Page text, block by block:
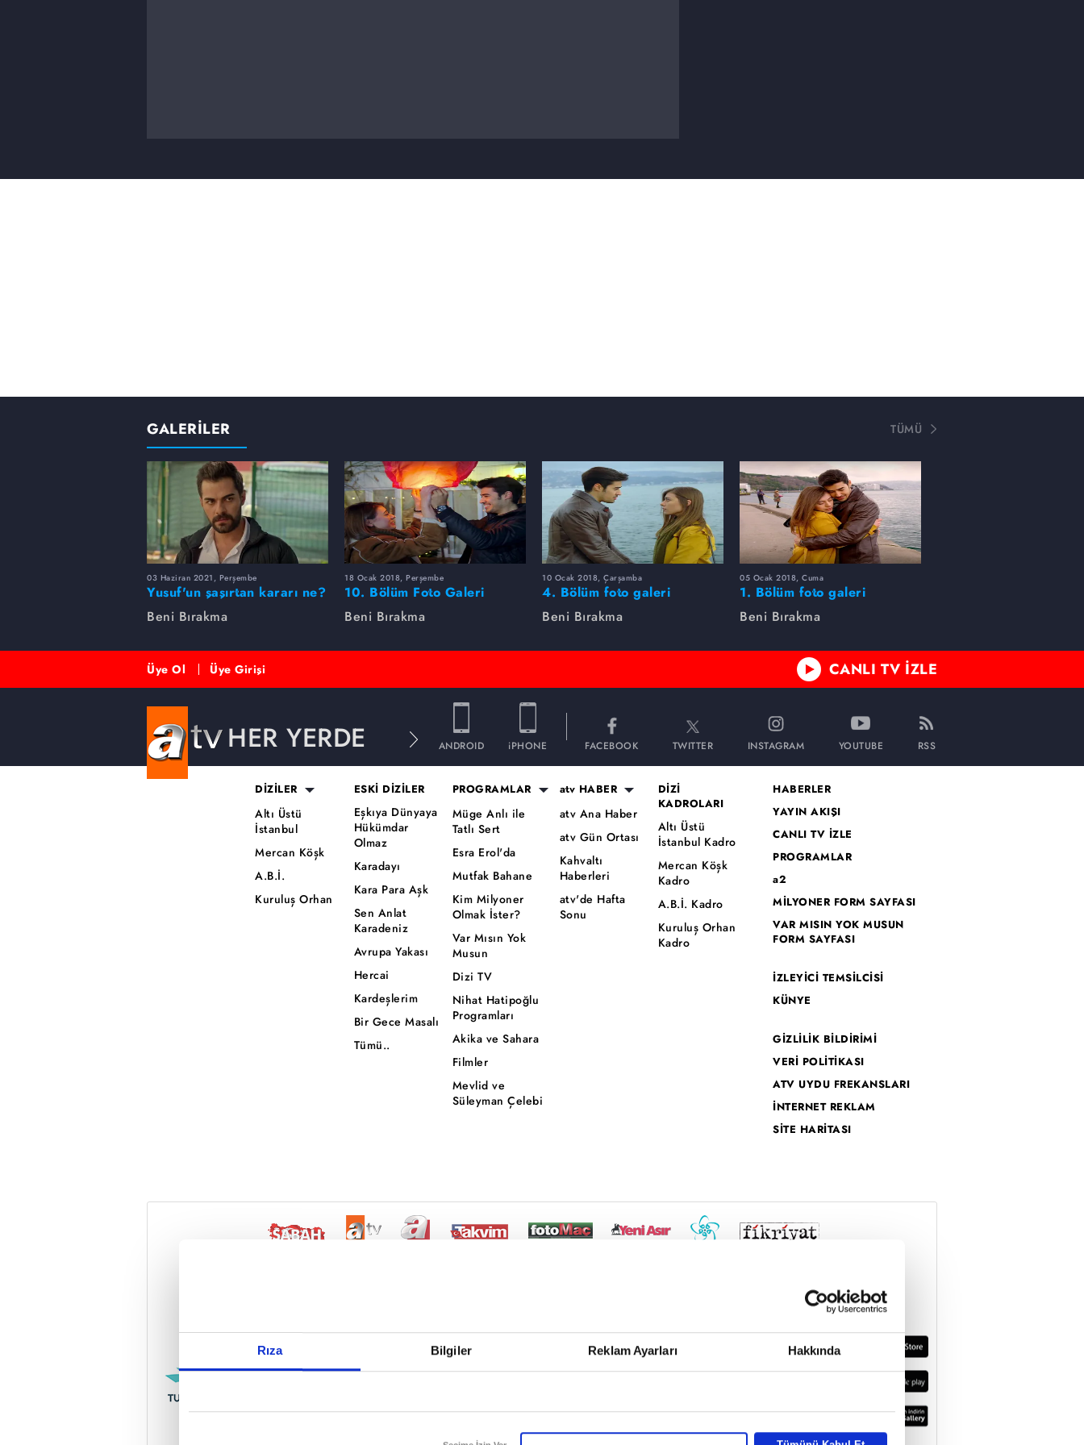
Rıza Bilgiler Reklam Ayarları Hakkında
Reddet
GALERİLER TÜMÜ
03 Haziran 2021, Perşembe
Yusuf'un şaşırtan kararı ne?
Beni Bırakma
18 Ocak 2018, Perşembe
10. Bölüm Foto Galeri
Beni Bırakma
10 Ocak 2018, Çarşamba
4. Bölüm foto galeri
Beni Bırakma
05 Ocak 2018, Cuma
1. Bölüm foto galeri
Beni Bırakma
Üye Ol Üye Girişi CANLI TV İZLE
HER YERDE ANDROID iPHONE FACEBOOK TWITTER INSTAGRAM YOUTUBE RSS
DİZİLER
Altı Üstü
İstanbul
Mercan Köşk
A.B.İ.
Kuruluş Orhan
ESKİ DİZİLER
Eşkıya Dünyaya
Hükümdar
Olmaz
Karadayı
Kara Para Aşk
Sen Anlat
Karadeniz
Avrupa Yakası
Hercai
Kardeşlerim
Bir Gece Masalı
Tümü..
PROGRAMLAR
Müge Anlı ile
Tatlı Sert
Esra Erol'da
Mutfak Bahane
Kim Milyoner
Olmak İster?
Var Mısın Yok
Musun
Dizi TV
Nihat Hatipoğlu
Programları
Akika ve Sahara
Filmler
Mevlid ve
Süleyman Çelebi
atv HABER
atv Ana Haber
atv Gün Ortası
Kahvaltı
Haberleri
atv'de Hafta
Sonu
DİZİ
KADROLARI
Altı Üstü
İstanbul Kadro
Mercan Köşk
Kadro
A.B.İ. Kadro
Kuruluş Orhan
Kadro
HABERLER
YAYIN AKIŞI
CANLI TV İZLE
PROGRAMLAR
a2
MİLYONER FORM SAYFASI
VAR MISIN YOK MUSUN
FORM SAYFASI
İZLEYİCİ TEMSİLCİSİ
KÜNYE
GİZLİLİK BİLDİRİMİ
VERİ POLİTİKASI
ATV UYDU FREKANSLARI
İNTERNET REKLAM
SİTE HARİTASI